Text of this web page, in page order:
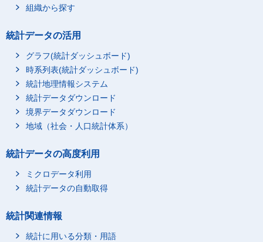
組織から探す
統計データの活用
グラフ(統計ダッシュボード)
時系列表(統計ダッシュボード)
統計地理情報システム
統計データダウンロード
境界データダウンロード
地域（社会・人口統計体系）
統計データの高度利用
ミクロデータ利用
統計データの自動取得
統計関連情報
統計に用いる分類・用語